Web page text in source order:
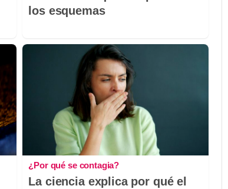
los esquemas
¿Por qué se contagia?
La ciencia explica por qué el